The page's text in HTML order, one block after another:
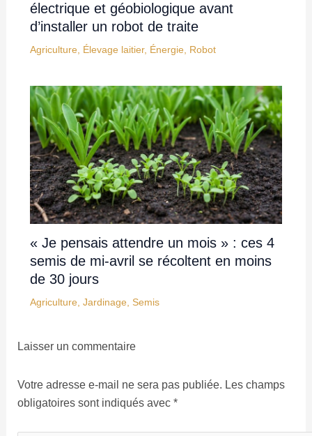
électrique et géobiologique avant
d’installer un robot de traite
Agriculture, Élevage laitier, Énergie, Robot
« Je pensais attendre un mois » : ces 4
semis de mi-avril se récoltent en moins
de 30 jours
Agriculture Jardinage Semis
Laisser un commentaire
Votre adresse e-mail ne sera pas publiée. Les champs
obligatoires sont indiqués avec *